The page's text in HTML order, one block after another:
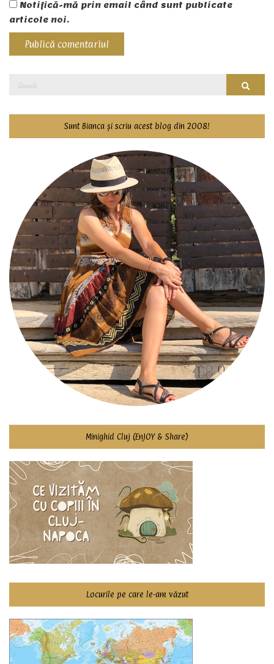
Notifică-mă prin email când sunt publicate
articole noi.
Sunt Bianca și scriu acest blog din 2008!
Minighid Cluj (EnJOY & Share)
Locurile pe care le-am văzut